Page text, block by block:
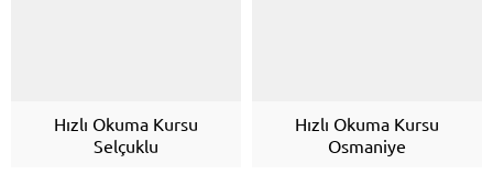
Hızlı Okuma Kursu
Selçuklu
Hızlı Okuma Kursu
Osmaniye